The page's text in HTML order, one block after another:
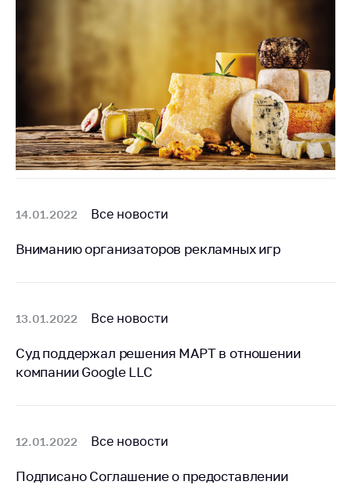
Антимонопольное
конкуренция
Торговля и услуги
Регулирование и
контроль закупок
Регулирование
деятельности
Применение мер
регулирования
деятельность в
Республике
14.01.2022 Все новости
Вниманию организаторов рекламных игр
13.01.2022 Все новости
Суд поддержал решения МАРТ в отношении
компании Google LLC
12.01.2022 Все новости
Подписано Соглашение о предоставлении